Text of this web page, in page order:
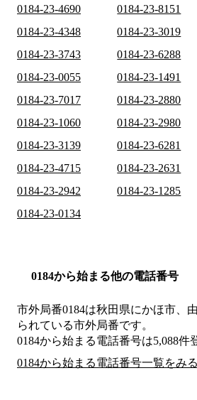
0184-23-4690
0184-23-8151
0184-23-4348
0184-23-3019
0184-23-3743
0184-23-6288
0184-23-0055
0184-23-1491
0184-23-7017
0184-23-2880
0184-23-1060
0184-23-2980
0184-23-3139
0184-23-6281
0184-23-4715
0184-23-2631
0184-23-2942
0184-23-1285
0184-23-0134
0184から始まる他の電話番号
市外局番0184は秋田県にかほ市、
られている市外局番です。
0184から始まる電話番号は5,088件
0184から始まる電話番号一覧をみる